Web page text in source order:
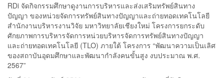
RDi จัดกิจกรรมศึกษาดูงานการบริหารและส่งเสริมทรัพย์สินทาง
ปัญญา ของหน่วยจัดการทรัพย์สินทางปัญญาและถ่ายทอดเทคโนโลยี
สำนักงานบริหารงานวิจัย มหาวิทยาลัยเชียงใหม่ โครงการยกระดับ
ศักยภาพการบริหารจัดการหน่วยบริหารจัดการทรัพย์สินทางปัญญา
และถ่ายทอดเทคโนโลยี (TLO) ภายใต้ โครงการ “พัฒนาความเป็นเลิศ
ของสถาบันอุดมศึกษาและพัฒนากําลังคนขั้นสูง งบประมาณ พ.ศ.
2567”